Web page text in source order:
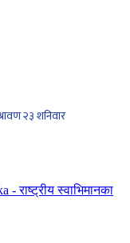
राष्ट्रीय स्वाभिमानका